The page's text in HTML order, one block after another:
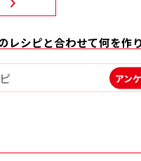
手！簡単茶碗蒸し
レシピと合わせて何を作
アン